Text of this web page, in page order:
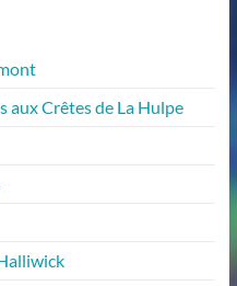
aux Crêtes de La Hulpe